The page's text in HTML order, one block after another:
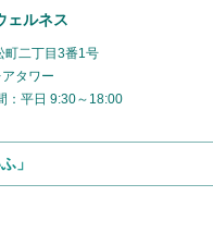
ェルネス
町二丁目3番1号
タワー
：平日 9:30～18:00
」